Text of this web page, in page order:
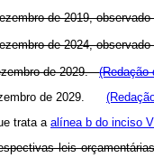
de 2019,
de 2024,
de 2029.(Redação
de 2029.
trata a alínea b do inciso
leis